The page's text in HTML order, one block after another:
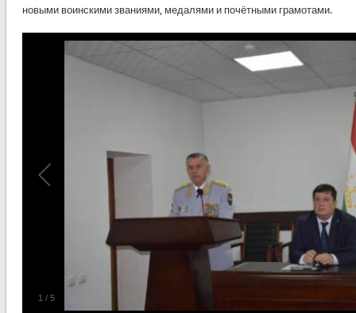
новыми воинскими званиями, медалями и почётными грамотами.
1 / 5